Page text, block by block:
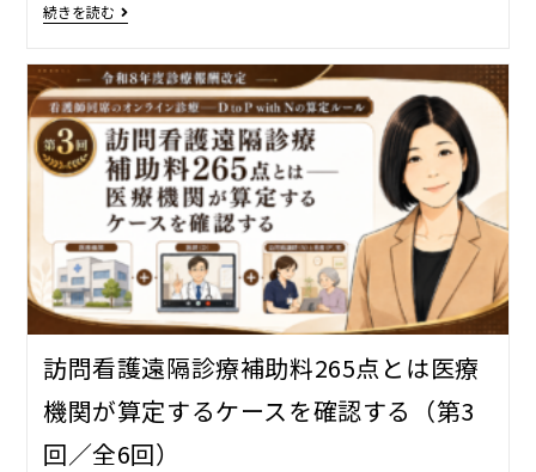
続きを読む
訪問看護遠隔診療補助料265点とは――医療
機関が算定するケースを確認する（第3
回／全6回）